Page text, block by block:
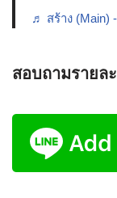
♬ สร้าง (Main)
สอบถามรายล